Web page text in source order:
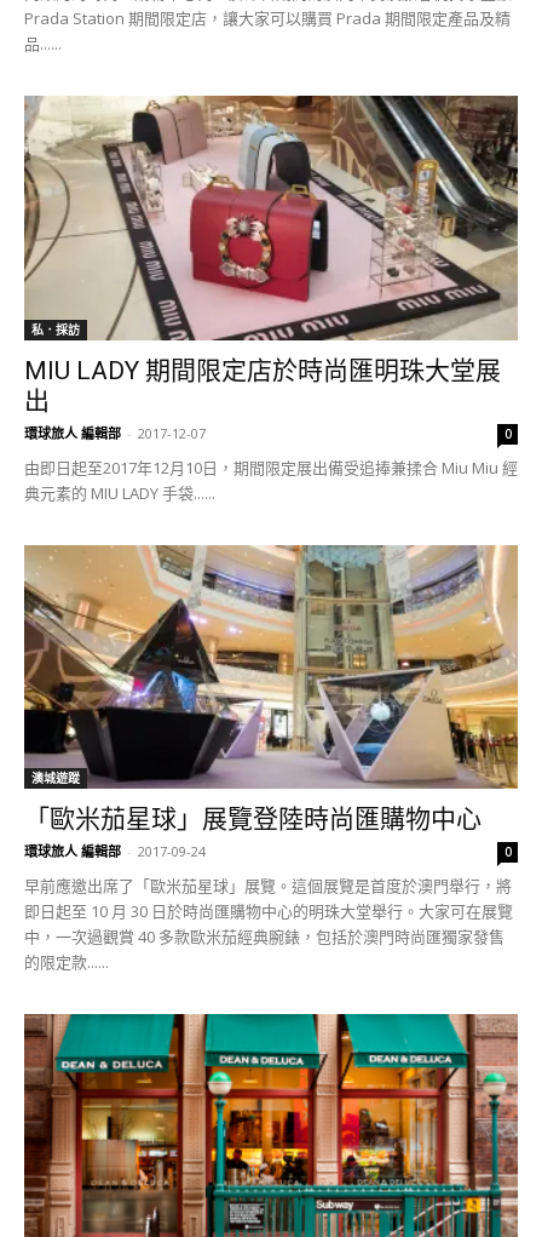
Prada Station 期間限定店，讓大家可以購買 Prada 期間限定產品及精
品......
私．採訪
MIU LADY 期間限定店於時尚匯明珠大堂展
出
環球旅人 編輯部 - 2017-12-07 0
由即日起至2017年12月10日，期間限定展出備受追捧兼揉合 Miu Miu 經
典元素的 MIU LADY 手袋......
澳城遊蹤
「歐米茄星球」展覽登陸時尚匯購物中心
環球旅人 編輯部 - 2017-09-24 0
早前應邀出席了「歐米茄星球」展覽。這個展覽是首度於澳門舉行，將
即日起至 10 月 30 日於時尚匯購物中心的明珠大堂舉行。大家可在展覽
中，一次過觀賞 40 多款歐米茄經典腕錶，包括於澳門時尚匯獨家發售
的限定款......